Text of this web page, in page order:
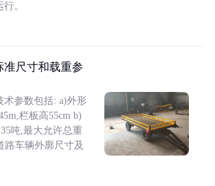
。
准尺寸和载重参
术参数包括: a)外形
栏板高55cm b)
吨,最大允许总重
路车辆外廓尺寸及